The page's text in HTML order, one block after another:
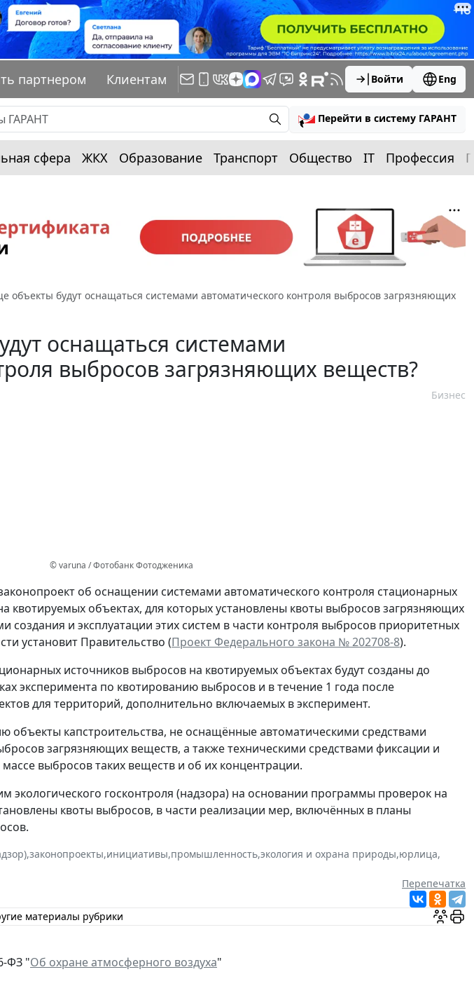
партнером Клиентам Войти Eng
Перейти в систему ГАРАНТ
сфера ЖКХ Образование Транспорт Общество IT Профессия
объекты будут оснащаться системами автоматического контроля выбросов загрязняющих
оснащаться системами
выбросов загрязняющих веществ?
Бизнес
© varuna / Фотобанк Фотодженика
об оснащении системами автоматического контроля стационарных
квотируемых объектах, для которых установлены квоты выбросов загрязняющих
создания и эксплуатации этих систем в части контроля выбросов приоритетных
установит Правительство (Проект Федерального закона № 202708-8).
источников выбросов на квотируемых объектах будут созданы до
эксперимента по квотированию выбросов и в течение 1 года после
для территорий, дополнительно включаемых в эксперимент.
объекты капстроительства, не оснащённые автоматическими средствами
загрязняющих веществ, а также техническими средствами фиксации и
выбросов таких веществ и об их концентрации.
экологического госконтроля (надзора) на основании программы проверок на
квоты выбросов, в части реализации мер, включённых в планы
,законопроекты,инициативы,промышленность,экология и охрана природы,юрлица,
Перепечатка
материалы рубрики
ФЗ "Об охране атмосферного воздуха"